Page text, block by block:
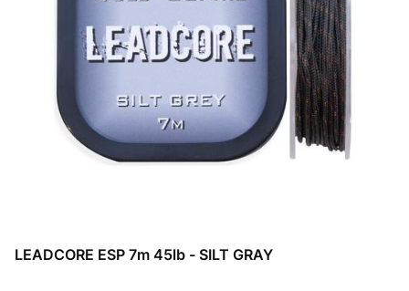
LEADCORE ESP 7m 45lb - SILT GRAY